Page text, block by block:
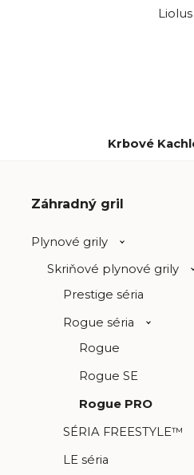
Krbové
Záhradný gril
Plynové grily
Skriňové plynové grily
Prestige séria
Rogue séria
Rogue
Rogue SE
Rogue PRO
SÉRIA FREESTYLE™
LE séria